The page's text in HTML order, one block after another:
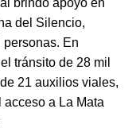
brindó apoyo en
del Silencio,
En
tránsito de 28 mil
21 auxilios viales,
a La Mata